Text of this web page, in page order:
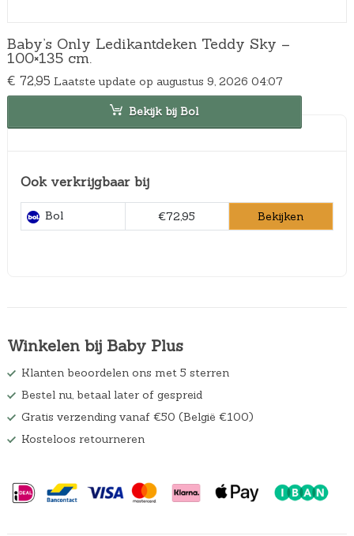
Baby’s Only Ledikantdeken Teddy Sky –
100×135 cm.
€ 72,95 Laatste update op augustus 9, 2026 04:07
Bekijk bij Bol
Ook verkrijgbaar bij
Bol €72,95 Bekijken
Winkelen bij Baby Plus
Klanten beoordelen ons met 5 sterren
Bestel nu, betaal later of gespreid
Gratis verzending vanaf €50 (België €100)
Kosteloos retourneren